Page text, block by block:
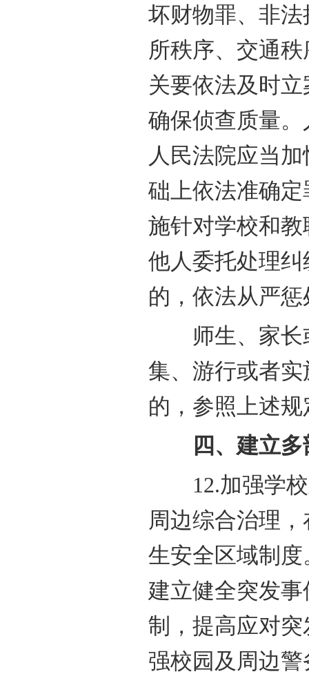
坏财物罪、非
所秩序、交通
关要依法及时
确保侦查质量
人民法院应当
础上依法准确
施针对学校和
他人委托处理
的，依法从严惩
师生、家长
集、游行或者
的，参照上述
四、建立多
12.加强学校
周边综合治理
生安全区域制
建立健全突发
制，提高应对
强校园及周边